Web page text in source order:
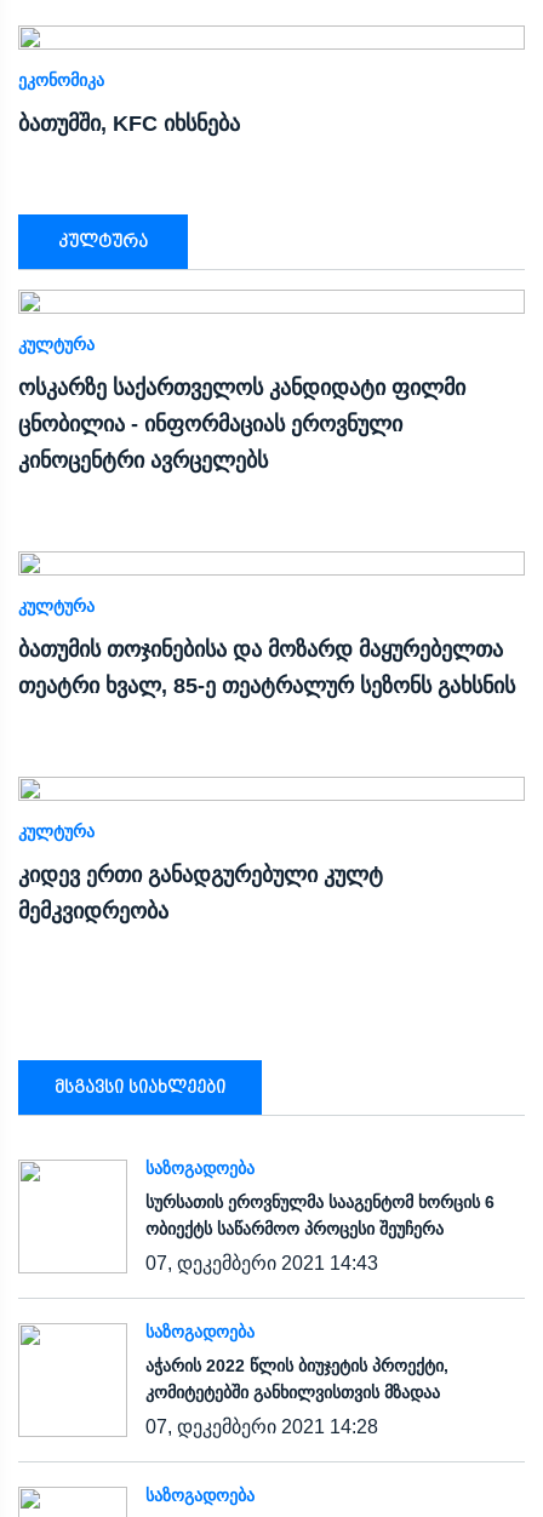
ᲔᲙᲝᲜᲝᲛᲘᲙᲐ
ბათუმში, KFC იხსნება
კულტურა
ᲙᲣᲚᲢᲣᲠᲐ
ოსკარზე საქართველოს კანდიდატი ფილმი
ცნობილია - ინფორმაციას ეროვნული
კინოცენტრი ავრცელებს
ᲙᲣᲚᲢᲣᲠᲐ
ბათუმის თოჯინებისა და მოზარდ მაყურებელთა
თეატრი ხვალ, 85-ე თეატრალურ სეზონს გახსნის
ᲙᲣᲚᲢᲣᲠᲐ
კიდევ ერთი განადგურებული კულტ
მემკვიდრეობა
მსგავსი სიახლეები
ᲡᲐᲖᲝᲒᲐᲓᲝᲔᲑᲐ
სურსათის ეროვნულმა სააგენტომ ხორცის 6
ობიექტს საწარმოო პროცესი შეუჩერა
07, დეკემბერი 2021 14:43
ᲡᲐᲖᲝᲒᲐᲓᲝᲔᲑᲐ
აჭარის 2022 წლის ბიუჯეტის პროექტი,
კომიტეტებში განხილვისთვის მზადაა
07, დეკემბერი 2021 14:28
ᲡᲐᲖᲝᲒᲐᲓᲝᲔᲑᲐ